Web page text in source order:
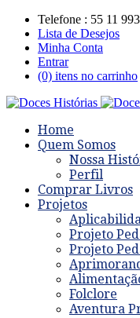
Telefone : 55 11
Lista de Desejos
Minha Conta
Entrar
(0) itens no carrinho
Home
Quem Somos
Nossa
Perfil
Comprar Livros
Projetos
Projeto
Projeto
Folclore
Aventura